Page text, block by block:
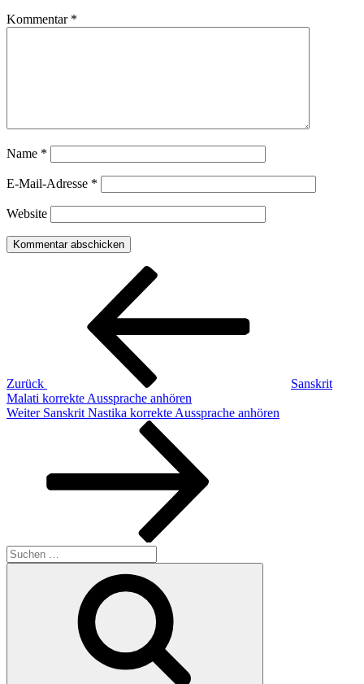
Kommentar *
Name *
E-Mail-Adresse *
Website
Beitragsnavigation
Zurück
Sanskrit
Malati korrekte Aussprache anhören
Nächster
Weiter Sanskrit Nastika korrekte Aussprache anhören
Suchen
nach: